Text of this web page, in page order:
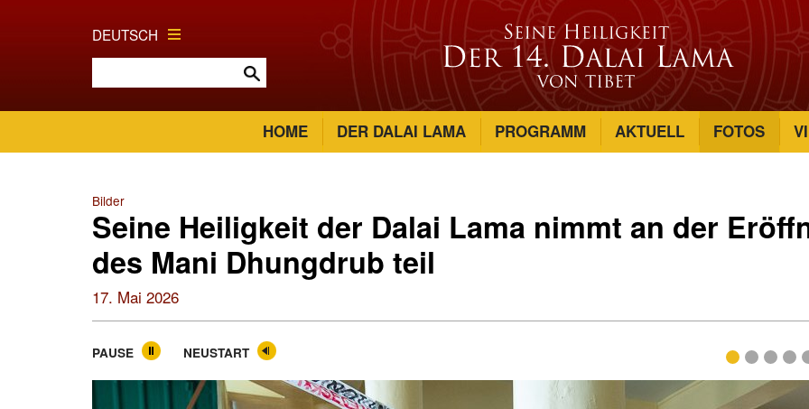
DEUTSCH
HOME DER DALAI LAMA PROGRAMM AKTUELL FOTOS
Bilder
Seine Heiligkeit der Dalai Lama nimmt an der
des Mani Dhungdrub teil
17. Mai 2026
PAUSE NEUSTART